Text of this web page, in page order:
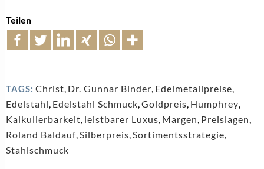
Teilen
TAGS: Christ, Dr. Gunnar Binder, Edelmetallpreise,
Edelstahl, Edelstahl Schmuck,Goldpreis, Humphrey,
Kalkulierbarkeit, leistbarer Luxus, Margen, Preislagen,
Roland Baldauf,Silberpreis,Sortimentsstrategie,
Stahlschmuck